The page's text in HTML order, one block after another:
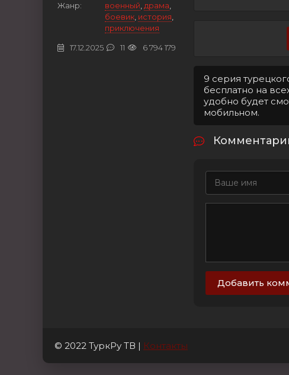
Жанр:
военный драма
боевик история
приключения
6 794 179
11
17.12.2025
9 серия
бесплатно на
удобно будет
мобильном.
Добавить
© 2022 ТуркРу ТВ | Контакты